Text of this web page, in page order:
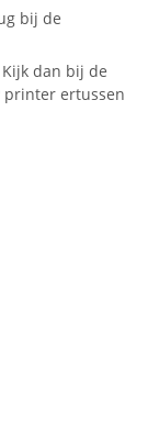
bij de
dan bij de
printer ertussen